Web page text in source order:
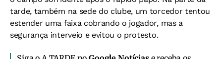
tarde, também na sede do clube, um torcedor tentou
estender uma faixa cobrando o jogador, mas a
segurança interveio e evitou o protesto.